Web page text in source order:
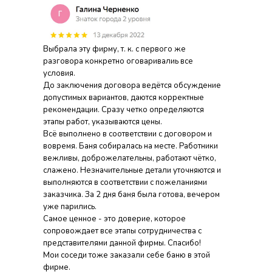
Выбрала эту фирму, т. к. с первого же
разговора конкретно оговаривалиь все
условия.
До заключения договора ведётся обсуждение
допустимых вариантов, даются корректные
рекомендации. Сразу четко определяются
этапы работ, указываются цены.
Всё выполнено в соответствии с договором и
вовремя. Баня собиралась на месте. Работники
вежливы, доброжелательны, работают чётко,
слажено. Незначительные детали уточняются и
выполняются в соответствии с пожеланиями
заказчика. За 2 дня баня была готова, вечером
уже парились.
Самое ценное - это доверие, которое
сопровождает все этапы сотрудничества с
представителями данной фирмы. Спасибо!
Мои соседи тоже заказали себе баню в этой
фирме.